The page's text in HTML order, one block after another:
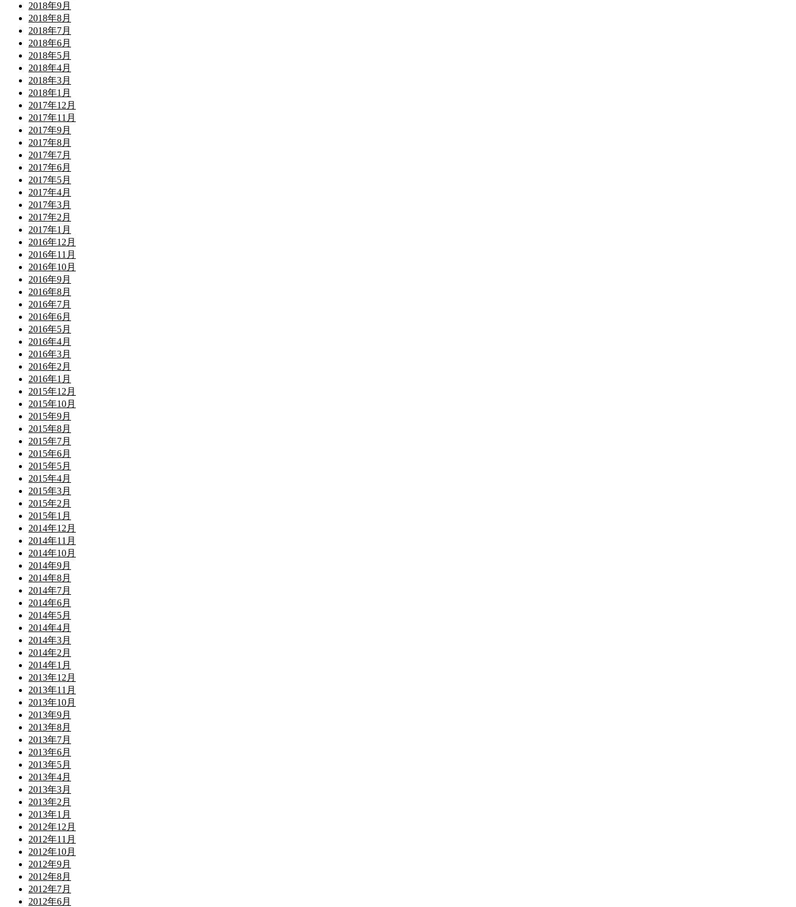
2018年9月
2018年8月
2018年7月
2018年6月
2018年5月
2018年4月
2018年3月
2018年1月
2017年12月
2017年11月
2017年9月
2017年8月
2017年7月
2017年6月
2017年5月
2017年4月
2017年3月
2017年2月
2017年1月
2016年12月
2016年11月
2016年10月
2016年9月
2016年8月
2016年7月
2016年6月
2016年5月
2016年4月
2016年3月
2016年2月
2016年1月
2015年12月
2015年10月
2015年9月
2015年8月
2015年7月
2015年6月
2015年5月
2015年4月
2015年3月
2015年2月
2015年1月
2014年12月
2014年11月
2014年10月
2014年9月
2014年8月
2014年7月
2014年6月
2014年5月
2014年4月
2014年3月
2014年2月
2014年1月
2013年12月
2013年11月
2013年10月
2013年9月
2013年8月
2013年7月
2013年6月
2013年5月
2013年4月
2013年3月
2013年2月
2013年1月
2012年12月
2012年11月
2012年10月
2012年9月
2012年8月
2012年7月
2012年6月